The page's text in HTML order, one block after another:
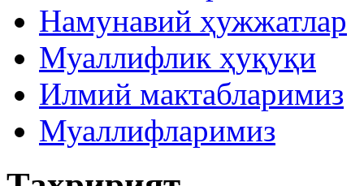
Намунавий ҳужжатлар
Муаллифлик ҳуқуқи
Илмий мактабларимиз
Муаллифларимиз